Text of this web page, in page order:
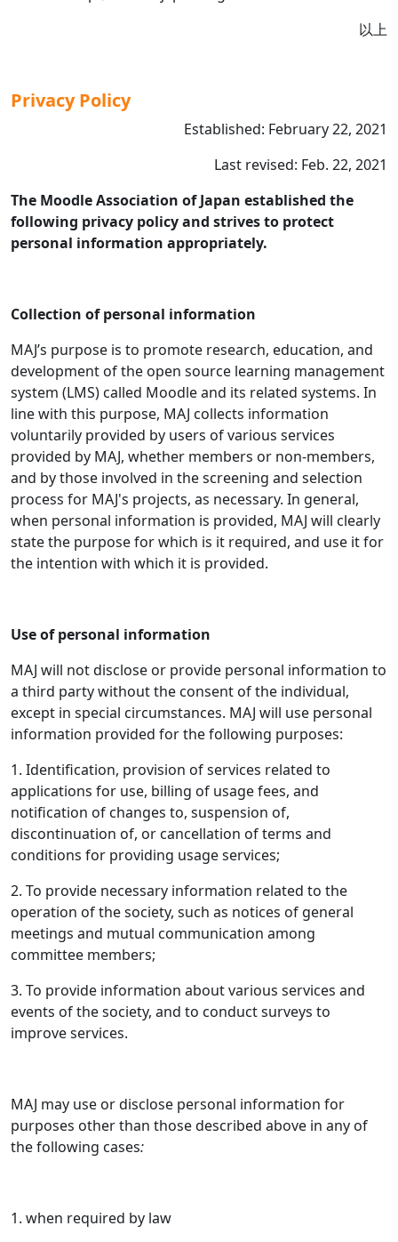
以上
Privacy Policy
Established: February 22, 2021
Last revised: Feb. 22, 2021
The Moodle Association of Japan established the
following privacy policy and strives to protect
personal information appropriately.
Collection of personal information
MAJ’s purpose is to promote research, education, and
development of the open source learning management
system (LMS) called Moodle and its related systems. In
line with this purpose, MAJ collects information
voluntarily provided by users of various services
provided by MAJ, whether members or non-members,
and by those involved in the screening and selection
process for MAJ's projects, as necessary. In general,
when personal information is provided, MAJ will clearly
state the purpose for which is it required, and use it for
the intention with which it is provided.
Use of personal information
MAJ will not disclose or provide personal information to
a third party without the consent of the individual,
except in special circumstances. MAJ will use personal
information provided for the following purposes:
1. Identification, provision of services related to
applications for use, billing of usage fees, and
notification of changes to, suspension of,
discontinuation of, or cancellation of terms and
conditions for providing usage services;
2. To provide necessary information related to the
operation of the society, such as notices of general
meetings and mutual communication among
committee members;
3. To provide information about various services and
events of the society, and to conduct surveys to
improve services.
MAJ may use or disclose personal information for
purposes other than those described above in any of
the following cases:
1. when required by law